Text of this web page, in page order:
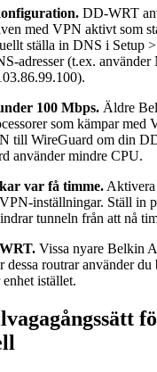
DD-WRT
med VPN aktivt som
ställa in DNS i Setup
adresser (t.ex.
100 Mbps. Äldre
som kämpar med
till WireGuard om din
använder mindre CPU.
var få timme. Aktivera
inställningar. Ställ in
tunneln från att nå
Vissa nyare Belkin
dessa routrar använder
istället.